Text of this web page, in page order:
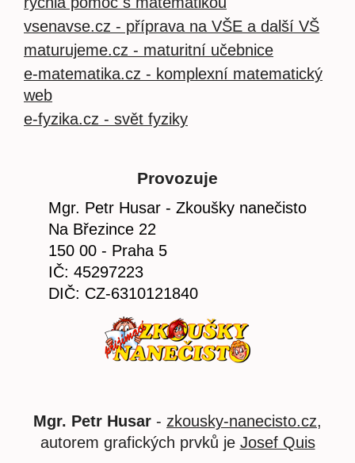
vsenavse.cz - příprava na VŠE a další VŠ
maturujeme.cz - maturitní učebnice
e-matematika.cz - komplexní matematický
web
e-fyzika.cz - svět fyziky
Provozuje
Mgr. Petr Husar - Zkoušky nanečisto
Na Březince 22
150 00 - Praha 5
IČ: 45297223
DIČ: CZ-6310121840
Mgr. Petr Husar - zkousky-nanecisto.cz,
autorem grafických prvků je Josef Quis